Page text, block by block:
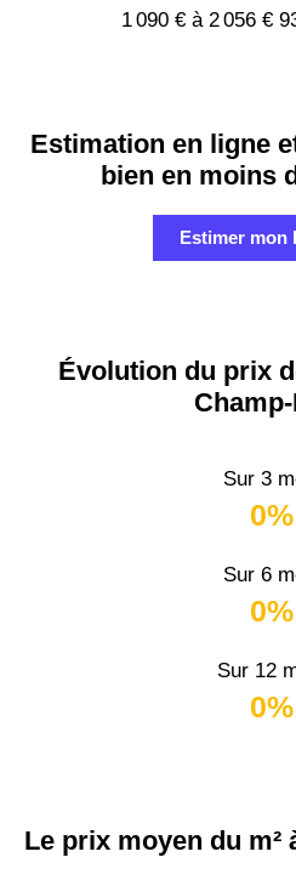
1 090 € à 2 056 €
Estimation en ligne
bien en moins
Estimer mon
Évolution du prix
Sur 3
0%
Sur 6
0%
Sur 12
0%
Le prix moyen du m²